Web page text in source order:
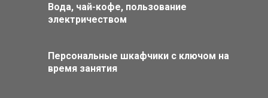
Вода, чай-кофе, пользование
электричеством
Персональные шкафчики с ключом на
время занятия